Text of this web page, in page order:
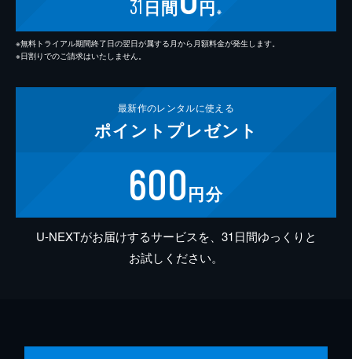
31 日間 円 ※
※無料トライアル期間終了日の翌日が属する月から月額料金が発生します。
※日割りでのご請求はいたしません。
最新作のレンタルに使える
ポイント プレゼント
600円分
U-NEXTがお届けするサービスを、31日間ゆっくりと
お試しください。